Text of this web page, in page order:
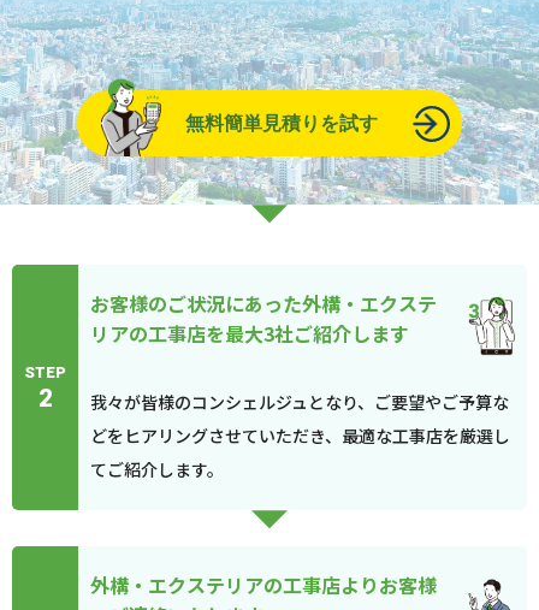
無料簡単見積りを試す
STEP
2
お客様のご状況にあった外構・エクステ
リアの工事店を最大3社ご紹介します
我々が皆様のコンシェルジュとなり、ご要望やご予算な
どをヒアリングさせていただき、最適な工事店を厳選し
てご紹介します。
外構・エクステリアの工事店よりお客様